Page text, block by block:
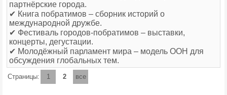
партнёрские города.
✔ Книга побратимов – сборник историй о
международной дружбе.
✔ Фестиваль городов-побратимов – выставки,
концерты, дегустации.
✔ Молодёжный парламент мира – модель ООН для
обсуждения глобальных тем.
Страницы: 1 2 все